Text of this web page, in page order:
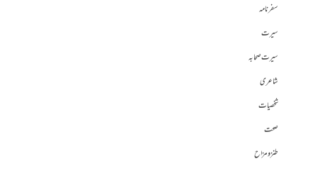
سفرنامہ
سیرت
سیرت صحابہ
شاعری
شخصیات
صحت
طنز و مزاح